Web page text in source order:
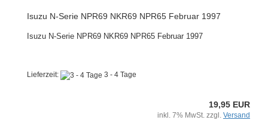
Isuzu N-Serie NPR69 NKR69 NPR65 Februar 1997
Isuzu N-Serie NPR69 NKR69 NPR65 Februar 1997
Lieferzeit: 3 - 4 Tage
19,95 EUR
inkl. 7% MwSt. zzgl. Versand